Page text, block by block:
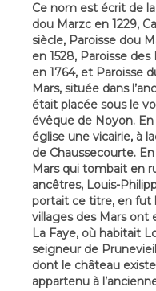
Ce nom est écrit de
dou Marzc en 1229,
siècle, Paroisse dou
en 1528, Paroisse
en 1764, et Paroisse
Mars, située dans
était placée sous le
évêque de Noyon.
église une vicairie, à
de Chaussecourte.
Mars qui tombait en
ancêtres, Louis-
portait ce titre, en fut
villages des Mars ont
La Faye, où habitait
seigneur de
dont le château
appartenu à